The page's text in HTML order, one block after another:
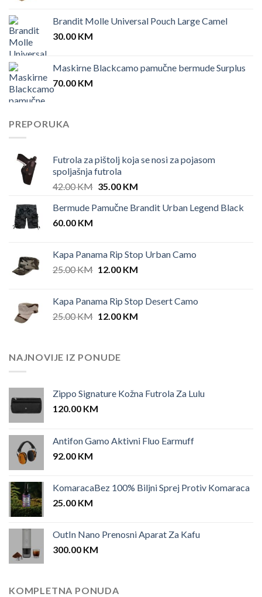
Brandit Molle Universal Pouch Large Camel
30.00 KM
Maskirne Blackcamo pamučne bermude Surplus
70.00 KM
PREPORUKA
Futrola za pištolj koja se nosi za pojasom
spoljašnja futrola
42.00KM Original
was:
35.00 KMCurrent
is:
Bermude Pamučne Brandit Urban Legend Black
60.00 KM
Kapa Panama Rip Stop Urban Camo
25.00KM Original
25.00 KM.
12.00 KMCurrent
12.00 KM.
Kapa Panama Rip Stop Desert Camo
25.00KM Original
25.00 KM.
12.00 KMCurrent
NAJNOVIJE IZ PONUDE
Zippo Signature Kožna Futrola Za Lulu
120.00 KM
Antifon Gamo Aktivni Fluo Earmuff
92.00 KM
KomaracaBez 100% Biljni Sprej Protiv Komaraca
25.00 KM
OutIn Nano Prenosni Aparat Za Kafu
300.00 KM
KOMPLETNA PONUDA